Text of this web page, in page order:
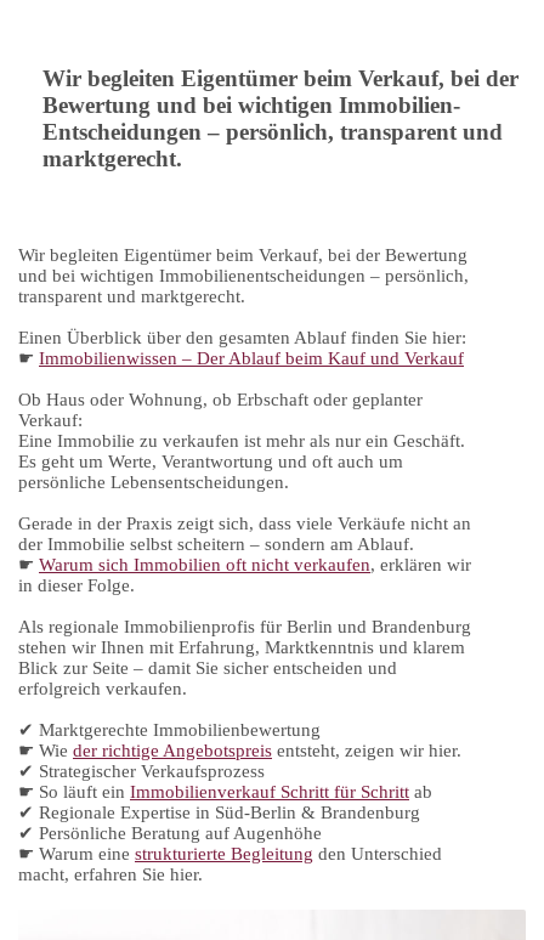
Wir begleiten Eigentümer beim Verkauf, bei der
Bewertung und bei wichtigen Immobilien-
Entscheidungen – persönlich, transparent und
marktgerecht.
Wir begleiten Eigentümer beim Verkauf, bei der Bewertung
und bei wichtigen Immobilienentscheidungen – persönlich,
transparent und marktgerecht.
Einen Überblick über den gesamten Ablauf finden Sie hier:
☛ Immobilienwissen – Der Ablauf beim Kauf und Verkauf
Ob Haus oder Wohnung, ob Erbschaft oder geplanter
Verkauf:
Eine Immobilie zu verkaufen ist mehr als nur ein Geschäft.
Es geht um Werte, Verantwortung und oft auch um
persönliche Lebensentscheidungen.
Gerade in der Praxis zeigt sich, dass viele Verkäufe nicht an
der Immobilie selbst scheitern – sondern am Ablauf.
☛ Warum sich Immobilien oft nicht verkaufen, erklären wir
in dieser Folge.
Als regionale Immobilienprofis für Berlin und Brandenburg
stehen wir Ihnen mit Erfahrung, Marktkenntnis und klarem
Blick zur Seite – damit Sie sicher entscheiden und
erfolgreich verkaufen.
✔ Marktgerechte Immobilienbewertung
☛ Wie der richtige Angebotspreis entsteht, zeigen wir hier.
✔ Strategischer Verkaufsprozess
☛ So läuft ein Immobilienverkauf Schritt für Schritt ab
✔ Regionale Expertise in Süd-Berlin & Brandenburg
✔ Persönliche Beratung auf Augenhöhe
☛ Warum eine strukturierte Begleitung den Unterschied
macht, erfahren Sie hier.